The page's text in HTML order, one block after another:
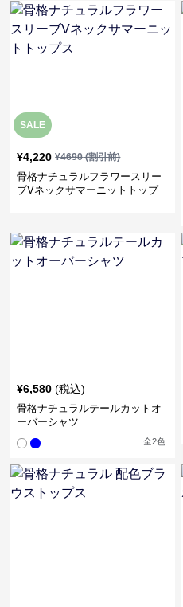
SALE
¥4,220 ¥4690(割引前)
骨格ナチュラルフラワースリー
ブVネックサマーニットトップ
¥6,580 (税込)
骨格ナチュラルテールカットオ
ーバーシャツ
全2色